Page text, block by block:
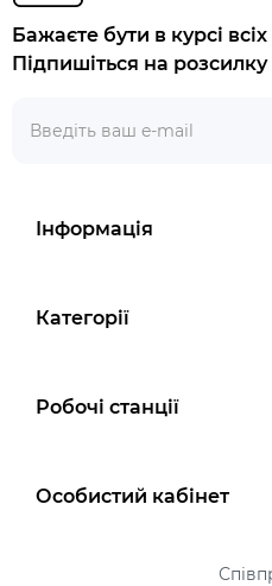
Бажаєте бути в курсі
Підпишіться на розсилку
Інформація
Категорії
Робочі станції
Особистий кабінет